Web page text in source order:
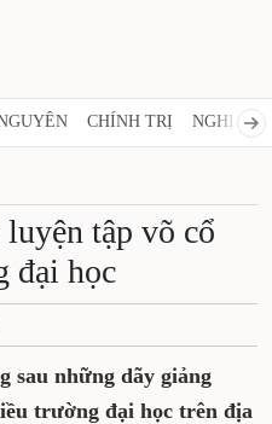
CHÍNH TRỊ NGHỊ
tập võ cổ
đại học
sau những dãy giảng
trường đại học trên địa